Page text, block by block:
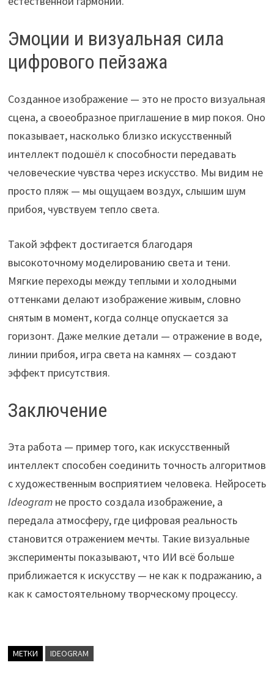
Эмоции и визуальная сила
цифрового пейзажа
Созданное изображение — это не просто визуальная
сцена, а своеобразное приглашение в мир покоя. Оно
показывает, насколько близко искусственный
интеллект подошёл к способности передавать
человеческие чувства через искусство. Мы видим не
просто пляж — мы ощущаем воздух, слышим шум
прибоя, чувствуем тепло света.
Такой эффект достигается благодаря
высокоточному моделированию света и тени.
Мягкие переходы между теплыми и холодными
оттенками делают изображение живым, словно
снятым в момент, когда солнце опускается за
горизонт. Даже мелкие детали — отражение в воде,
линии прибоя, игра света на камнях — создают
эффект присутствия.
Заключение
Эта работа — пример того, как искусственный
интеллект способен соединить точность алгоритмов
с художественным восприятием человека. Нейросеть
Ideogramне просто создала изображение, а
передала атмосферу, где цифровая реальность
становится отражением мечты. Такие визуальные
эксперименты показывают, что ИИ всё больше
приближается к искусству — не как к подражанию, а
как к самостоятельному творческому процессу.
МЕТКИ IDEOGRAM